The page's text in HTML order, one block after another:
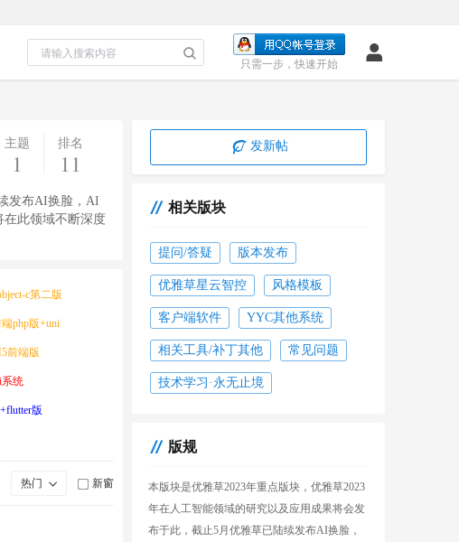
只需一步，快速开始
主题
1
排名
11
发布AI换脸，AI
在此领域不断深度
c第二版
php版+uni
前端版
系统
版
新窗
热门
发新帖
相关版块
提问/答疑 版本发布
优雅草星云智控 风格模板
客户端软件 YYC其他系统
相关工具/补丁其他 常见问题
技术学习·永无止境
版规
本版块是优雅草2023年重点版块，优雅草2023
年在人工智能领域的研究以及应用成果将会发
布于此，截止5月优雅草已陆续发布AI换脸，